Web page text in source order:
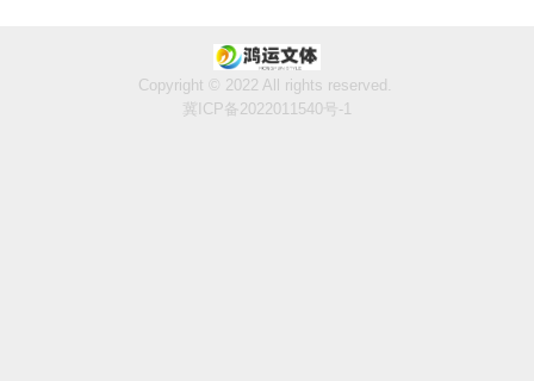
Copyright © 2022 All rights reserved.
冀ICP备2022011540号-1